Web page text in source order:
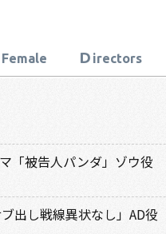
D irectors
「被告人パンダ」ゾウ役
出し戦線異状なし」AD役